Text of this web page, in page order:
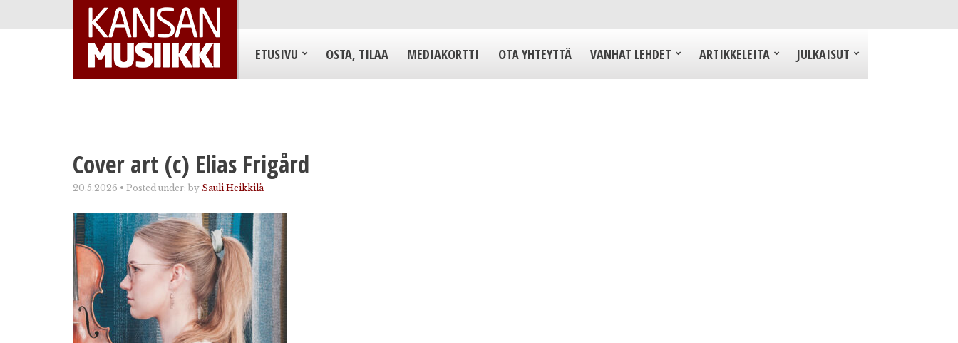
ETUSIVU OSTA, TILAA MEDIAKORTTI OTA YHTEYTTÄ VANHAT LEHDET ARTIKKELEITA JULKAISUT
Cover art (c) Elias Frigård
20.5.2026 • Posted under: by Sauli Heikkilä